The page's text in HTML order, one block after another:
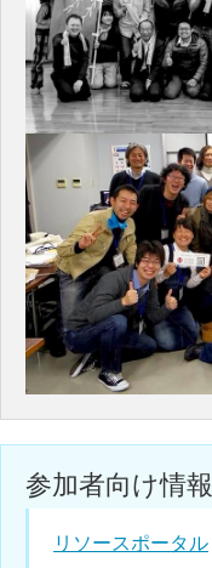
参加者向け情報
リソースポータル